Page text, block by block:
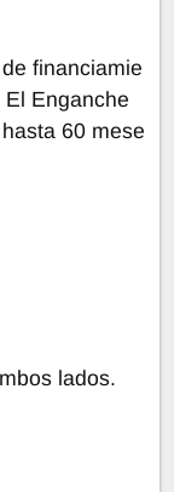
financiamie
Enganche
60 mese
lados.